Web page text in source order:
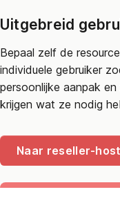
Uitgebreid
Bepaal zelf de
individuele gebruiker
persoonlijke aanpak
krijgen wat ze nodig
Naar reseller-